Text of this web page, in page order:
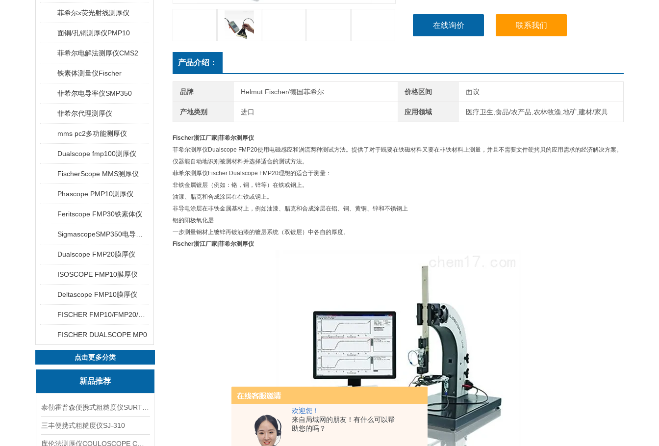
欢迎您！
来自局域网的朋友！有什么可以帮
助您的吗？
菲希尔x荧光射线测厚仪
面铜/孔铜测厚仪PMP10
菲希尔电解法测厚仪CMS2
铁素体测量仪Fischer
菲希尔电导率仪SMP350
菲希尔代理测厚仪
mms pc2多功能测厚仪
Dualscope fmp100测厚仪
FischerScope MMS测厚仪
Phascope PMP10测厚仪
Feritscope FMP30铁素体仪
Dualscope FMP20膜厚仪
ISOSCOPE FMP10膜厚仪
Deltascope FMP10膜厚仪
FISCHER DUALSCOPE MP0
点击更多分类
新品推荐
三丰便携式粗糙度仪SJ-310
在线询价 联系我们
产品介绍：
品牌 Helmut Fischer/德国菲希尔 价格区间 面议
产地类别 进口 应用领域 医疗卫生,食品/农产品,农林牧渔,地矿,建材/家具
Fischer浙江厂家|菲希尔测厚仪
菲希尔测厚仪Dualscope FMP20使用电磁感应和涡流两种测试方法。提供了对于既要在铁磁材料又要在非铁材料上测量，并且不需要文件硬拷贝的应用需求的经济解决方案。
仪器能自动地识别被测材料并选择适合的测试方法。
菲希尔测厚仪Fischer Dualscope FMP20理想的适合于测量：
非铁金属镀层（例如：铬，铜，锌等）在铁或钢上。
油漆、腊克和合成涂层在在铁或钢上。
非导电涂层在非铁金属基材上，例如油漆、腊克和合成涂层在铝、铜、黄铜、锌和不锈钢上
铝的阳极氧化层
一步测量钢材上镀锌再镀油漆的镀层系统（双镀层）中各自的厚度。
Fischer浙江厂家|菲希尔测厚仪